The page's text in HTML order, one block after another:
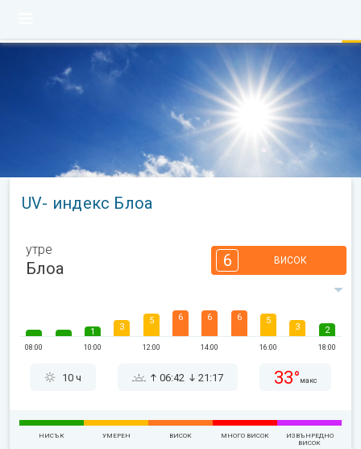
UV- индекс Блоа
утре
Блоа 6 ВИСОК
08:00
1
10:00
3
5
12:00
6 6
14:00
6 5
16:00
3 2
18:00
10 ч 06:42 21:17 33° макс
НИСЪК УМЕРЕН ВИСОК МНОГО ВИСОК
ИЗВЪНРЕДНО
ВИСОК